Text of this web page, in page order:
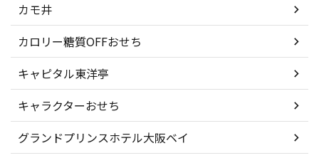
カモ井
カロリー糖質OFFおせち
キャピタル東洋亭
キャラクターおせち
グランドプリンスホテル大阪ベイ